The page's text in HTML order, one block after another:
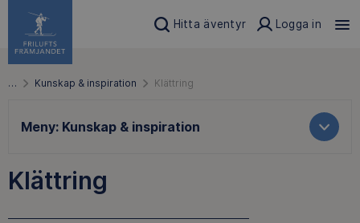
Hitta äventyr Logga in
… Kunskap & inspiration Klättring
Meny: Kunskap & inspiration
Klättring